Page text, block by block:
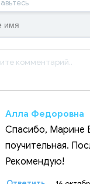
Алла Федоровна
Спасибо, Марине
поучительная.
Рекомендую!